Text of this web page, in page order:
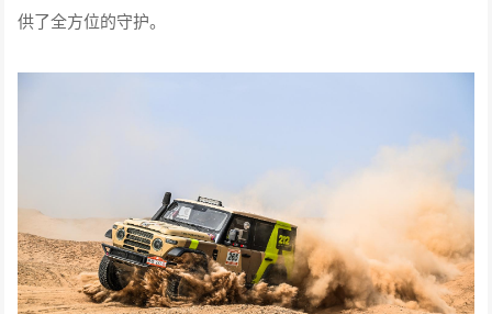
供了全方位的守护。